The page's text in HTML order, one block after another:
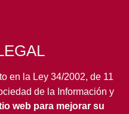
en la Ley 34/2002, de 11
de la Información y
en otras normas de
web para mejorar su